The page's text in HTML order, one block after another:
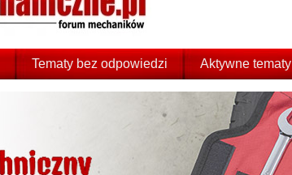
Tematy bez odpowiedzi Aktywne tematy